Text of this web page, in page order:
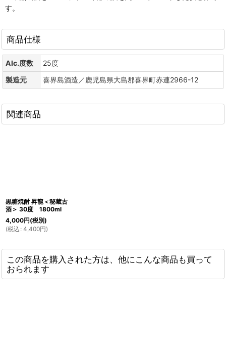
す。
商品仕様
Alc.度数
25度
製造元
喜界島酒造／鹿児島県大島郡喜界町赤連2966-12
関連商品
黒糖焼酎 昇龍＜秘蔵古
酒＞ 30度 1800ml
4,000円(税別)
(税込 : 4,400円)
この商品を購入された方は、他にこんな商品も買って
おられます